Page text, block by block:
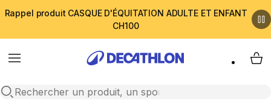
Rappel produit CASQUE D'ÉQUITATION ADULTE ET ENFANT
CH100
Menu
Open search
My